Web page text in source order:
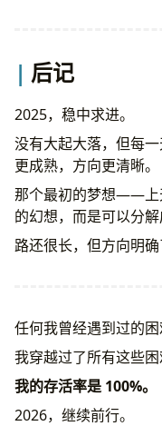
后记
2025，稳中求进。
没有大起大落，但每
更成熟，方向更清晰。
那个最初的梦想——
的幻想，而是可以分
路还很长，但方向明确
任何我曾经遇到过的困
我穿越过了所有这些困
我的存活率是 100%。
2026，继续前行。